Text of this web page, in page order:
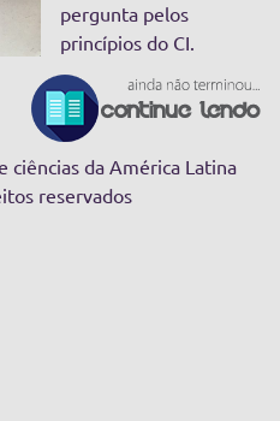
pergunta pelos
princípios do CI.
ciências da América Latina
reservados